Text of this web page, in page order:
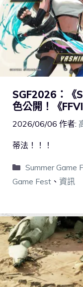
SGF2026：
色公開！《
2026/06/06 作者:
蒂法！！！
Summer Game
Game Fest 、 資訊